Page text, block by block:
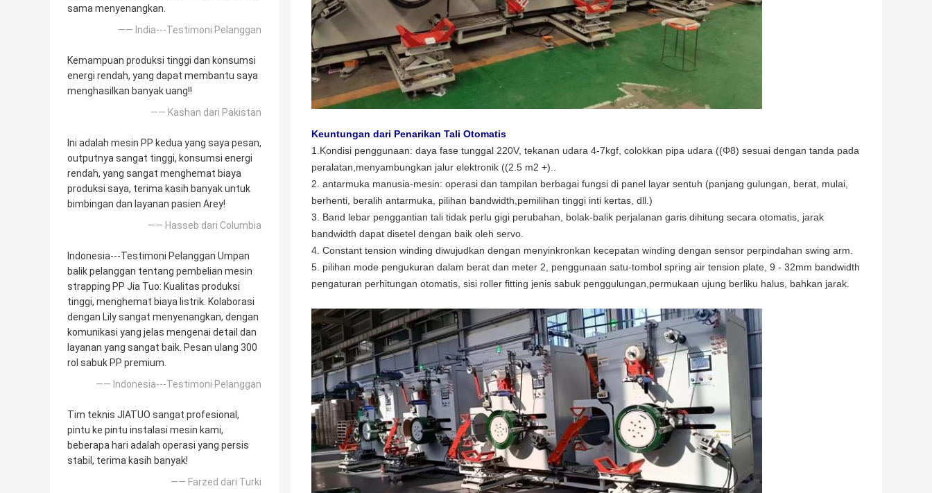
sama menyenangkan.
—— India---Testimoni Pelanggan
Kemampuan produksi tinggi dan konsumsi
energi rendah, yang dapat membantu saya
menghasilkan banyak uang!!
—— Kashan dari Pakistan
Ini adalah mesin PP kedua yang saya pesan,
outputnya sangat tinggi, konsumsi energi
rendah, yang sangat menghemat biaya
produksi saya, terima kasih banyak untuk
bimbingan dan layanan pasien Arey!
—— Hasseb dari Columbia
Indonesia---Testimoni Pelanggan Umpan
balik pelanggan tentang pembelian mesin
strapping PP Jia Tuo: Kualitas produksi
tinggi, menghemat biaya listrik. Kolaborasi
dengan Lily sangat menyenangkan, dengan
komunikasi yang jelas mengenai detail dan
layanan yang sangat baik. Pesan ulang 300
rol sabuk PP premium.
—— Indonesia---Testimoni Pelanggan
Tim teknis JIATUO sangat profesional,
pintu ke pintu instalasi mesin kami,
beberapa hari adalah operasi yang persis
stabil, terima kasih banyak!
—— Farzed dari Turki
Keuntungan dari Penarikan Tali Otomatis
1.Kondisi penggunaan: daya fase tunggal 220V, tekanan udara 4-7kgf, colokkan pipa udara ((Φ8) sesuai dengan tanda pada
peralatan,menyambungkan jalur elektronik ((2.5 m2 +)..
2. antarmuka manusia-mesin: operasi dan tampilan berbagai fungsi di panel layar sentuh (panjang gulungan, berat, mulai,
berhenti, beralih antarmuka, pilihan bandwidth,pemilihan tinggi inti kertas, dll.)
3. Band lebar penggantian tali tidak perlu gigi perubahan, bolak-balik perjalanan garis dihitung secara otomatis, jarak
bandwidth dapat disetel dengan baik oleh servo.
4. Constant tension winding diwujudkan dengan menyinkronkan kecepatan winding dengan sensor perpindahan swing arm.
5. pilihan mode pengukuran dalam berat dan meter 2, penggunaan satu-tombol spring air tension plate, 9 - 32mm bandwidth
pengaturan perhitungan otomatis, sisi roller fitting jenis sabuk penggulungan,permukaan ujung berliku halus, bahkan jarak.